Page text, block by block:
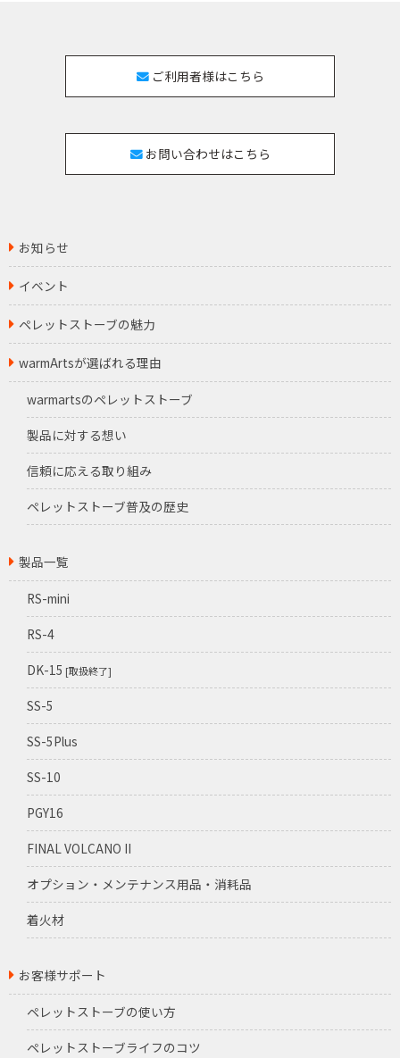
ご利用者様はこちら
お問い合わせはこちら
お知らせ
イベント
ペレットストーブの魅力
warmArtsが選ばれる理由
warmartsのペレットストーブ
製品に対する想い
信頼に応える取り組み
ペレットストーブ普及の歴史
製品一覧
RS-mini
RS-4
DK-15 [取扱終了]
SS-5
SS-5Plus
SS-10
PGY16
FINAL VOLCANO II
オプション・メンテナンス用品・消耗品
着火材
お客様サポート
ペレットストーブの使い方
ペレットストーブライフのコツ